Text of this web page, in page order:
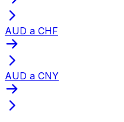
AUD a CHF
AUD a CNY